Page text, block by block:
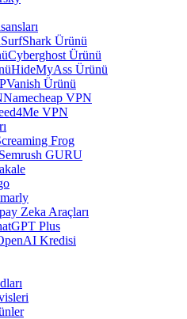
SurfShark Ürünü
Cyberghost Ürünü
HideMyAss Ürünü
Ürünü
Namecheap VPN
VPN
Frog
Semrush GURU
Zeka Araçları
Plus
Kredisi